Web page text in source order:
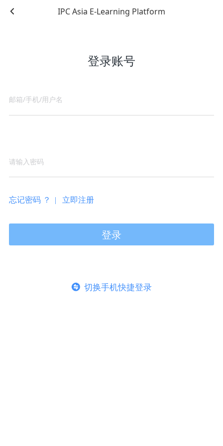
IPC Asia E-Learning Platform
登录账号
忘记密码 ？ | 立即注册
登录
切换手机快捷登录